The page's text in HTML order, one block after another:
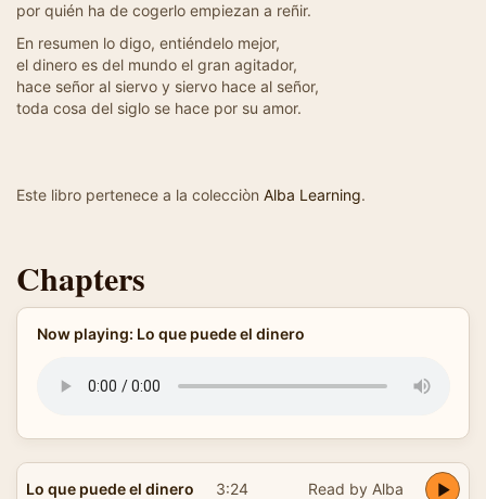
por quién ha de cogerlo empiezan a reñir.
En resumen lo digo, entiéndelo mejor,
el dinero es del mundo el gran agitador,
hace señor al siervo y siervo hace al señor,
toda cosa del siglo se hace por su amor.
Este libro pertenece a la colecciòn Alba Learning.
Chapters
Now playing: Lo que puede el dinero
Lo que puede el dinero 3:24 Read by Alba